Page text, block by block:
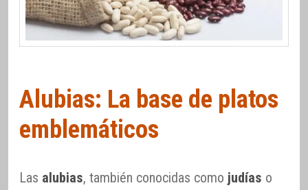
Alubias: La base de platos
emblemáticos
Las alubias, también conocidas como judías o